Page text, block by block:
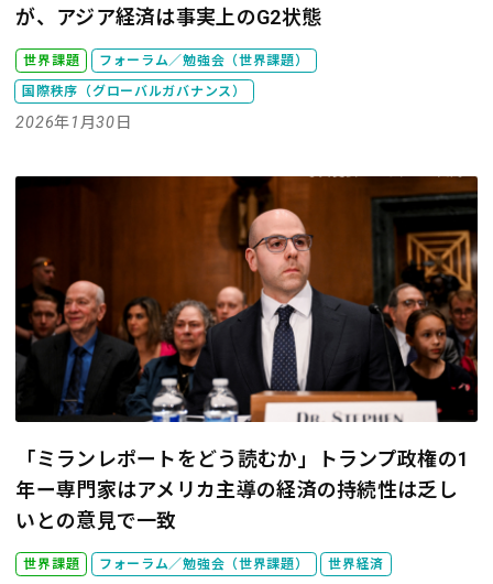
が、アジア経済は事実上のG2状態
世界課題 フォーラム／勉強会（世界課題）
国際秩序（グローバルガバナンス）
2026年1月30日
「ミランレポートをどう読むか」トランプ政権の1
年ー専門家はアメリカ主導の経済の持続性は乏し
いとの意見で一致
世界課題 フォーラム／勉強会（世界課題） 世界経済